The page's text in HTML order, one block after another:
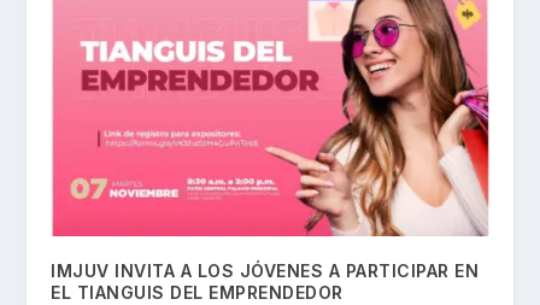
IMJUV INVITA A LOS JÓVENES A PARTICIPAR EN
EL TIANGUIS DEL EMPRENDEDOR